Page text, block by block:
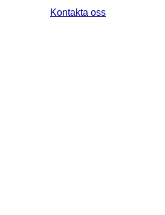
Kontakta oss